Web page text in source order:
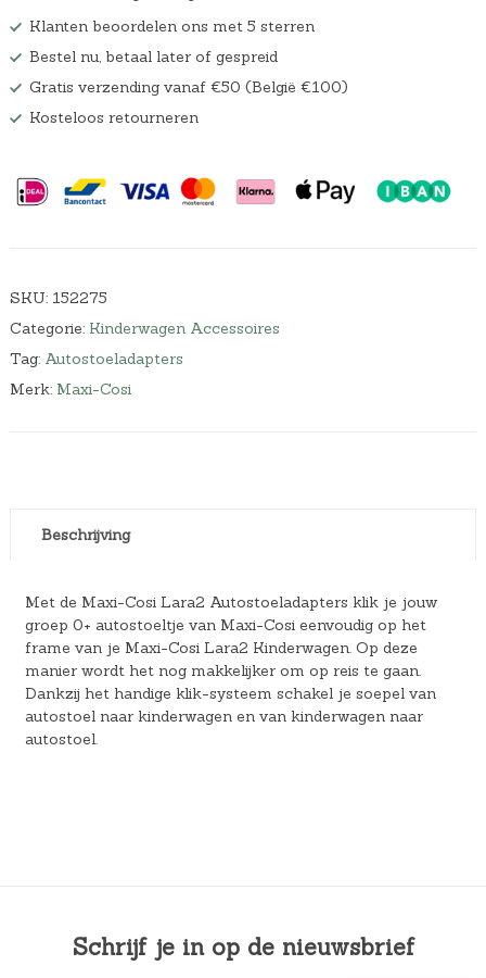
a
s
:
€
9
9
.
Klanten beoordelen ons met 5 sterren
Bestel nu, betaal later of gespreid
Gratis verzending vanaf €50 (België €100)
Kosteloos retourneren
SKU: 152275
Categorie: Kinderwagen Accessoires
Tag: Autostoeladapters
Merk: Maxi-Cosi
Beschrijving
Met de Maxi-Cosi Lara2 Autostoeladapters klik je jouw
groep 0+ autostoeltje van Maxi-Cosi eenvoudig op het
frame van je Maxi-Cosi Lara2 Kinderwagen. Op deze
manier wordt het nog makkelijker om op reis te gaan.
Dankzij het handige klik-systeem schakel je soepel van
autostoel naar kinderwagen en van kinderwagen naar
autostoel.
Schrijf je in op de nieuwsbrief